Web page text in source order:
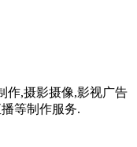
作,摄影摄像,影视广告
等制作服务.